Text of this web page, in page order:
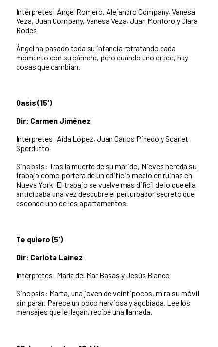
Intérpretes: Ángel Romero, Alejandro Company, Vanesa
Veza, Juan Company, Vanesa Veza, Juan Montoro y Clara
Rodes
Ángel ha pasado toda su infancia retratando cada
momento con su cámara, pero cuando uno crece, hay
cosas que cambian.
Oasis (15')
Dir: Carmen Jiménez
Intérpretes: Aída López, Juan Carlos Pinedo y Scarlet
Sperdutto
Sinopsis: Tras la muerte de su marido, Nieves hereda su
trabajo como portera de un edificio medio en ruinas en
Nueva York. El trabajo se vuelve más difícil de lo que ella
anticipaba una vez descubre el perturbador secreto que
esconde uno de los apartamentos.
Te quiero (5')
Dir: Carlota Lainez
Intérpretes: María del Mar Basas y Jesús Blanco
Sinopsis: Marta, una joven de veintipocos, mira su móvil
sin parar. Parece un poco nerviosa y agobiada. Lee los
mensajes que le llegan, recibe una llamada.